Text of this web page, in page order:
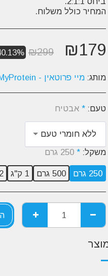
המחיר כולל משלוח.
₪179
₪299
מותג: מיי פרוטאין - MyProtein
טעם: * אבטיח
ללא חומרי טעם
משקל: * 250 גרם
250 גרם 500 גרם 1 ק"ג 2 ק"ג